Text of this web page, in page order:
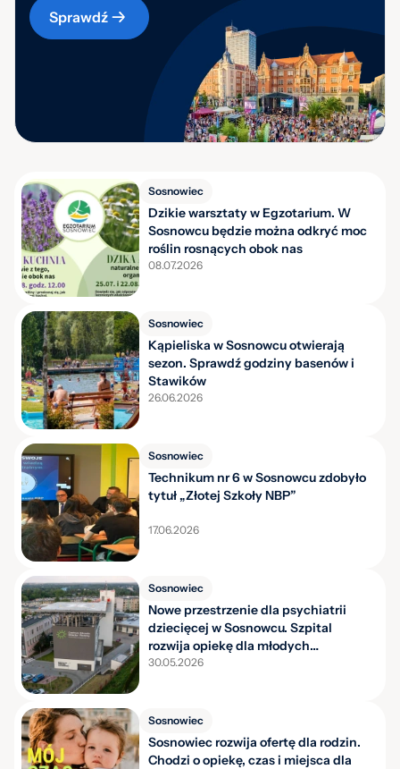
Sprawdź
Sosnowiec
Dzikie warsztaty w Egzotarium. W
Sosnowcu będzie można odkryć moc
roślin rosnących obok nas
08.07.2026
Sosnowiec
Kąpieliska w Sosnowcu otwierają
sezon. Sprawdź godziny basenów i
Stawików
26.06.2026
Sosnowiec
Technikum nr 6 w Sosnowcu zdobyło
tytuł „Złotej Szkoły NBP”
17.06.2026
Sosnowiec
Nowe przestrzenie dla psychiatrii
dziecięcej w Sosnowcu. Szpital
rozwija opiekę dla młodych
pacjentów
30.05.2026
Sosnowiec
Sosnowiec rozwija ofertę dla rodzin.
Chodzi o opiekę, czas i miejsca dla